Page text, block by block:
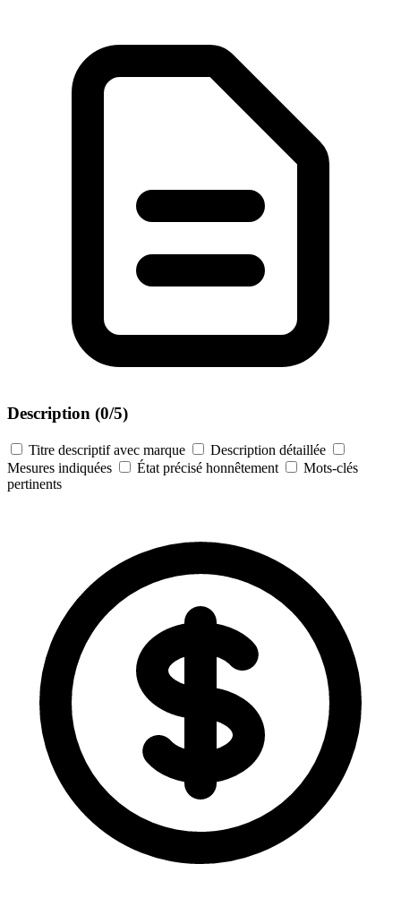
Description (0/5)
Titre descriptif avec marque
Description détaillée
Mesures indiquées
État précisé honnêtement
Mots-clés
pertinents